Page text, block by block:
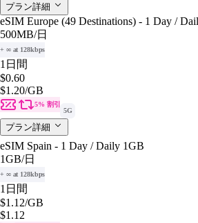
プラン詳細
eSIM Europe (49 Destinations) - 1 Day /
500MB/日
+ ∞ at 128kbps
1日間
$0.60
$1.20/GB
5% 割引
5G
プラン詳細
eSIM Spain - 1 Day / Daily 1GB
1GB/日
+ ∞ at 128kbps
1日間
$1.12/GB
$1.12